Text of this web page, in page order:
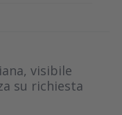
visibile
su richiesta